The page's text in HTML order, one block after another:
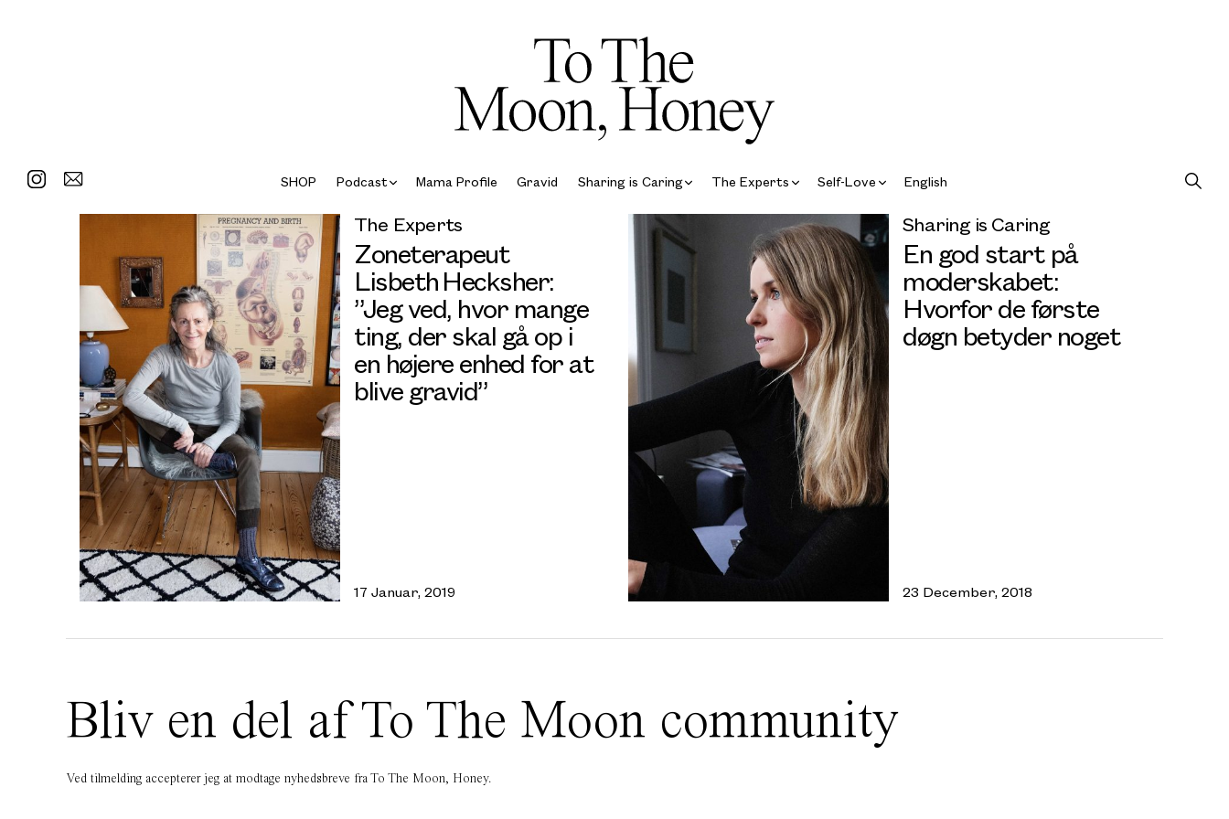
SHOP Podcast Mama Profile Gravid Sharing is Caring The Experts Self-Love English
The Experts
Zoneterapeut
Lisbeth Hecksher:
”Jeg ved, hvor mange
ting, der skal gå op i
en højere enhed for at
blive gravid”
17 Januar, 2019
Sharing is Caring
En god start på
moderskabet:
Hvorfor de første
døgn betyder noget
23 December, 2018
Bliv en del af To The Moon community
Ved tilmelding accepterer jeg at modtage nyhedsbreve fra To The Moon, Honey.